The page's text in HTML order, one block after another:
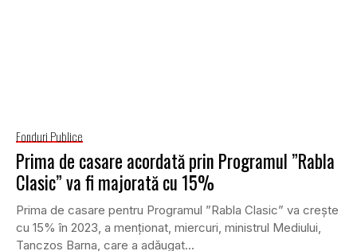
Fonduri Publice
Prima de casare acordată prin Programul ”Rabla
Clasic” va fi majorată cu 15%
Prima de casare pentru Programul ”Rabla Clasic” va crește
cu 15% în 2023, a menționat, miercuri, ministrul Mediului,
Tanczos Barna, care a adăugat...